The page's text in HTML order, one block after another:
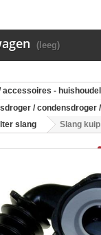
(leeg)
accessoires -
/ condensdroger
slang Slang